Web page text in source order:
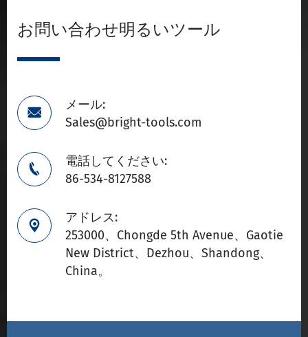
お問い合わせ明るいツール

メール:
Sales@bright-tools.com

電話してください:
86-534-8127588

アドレス:
253000、Chongde 5th Avenue、Gaotie
New District、Dezhou、Shandong、
China。